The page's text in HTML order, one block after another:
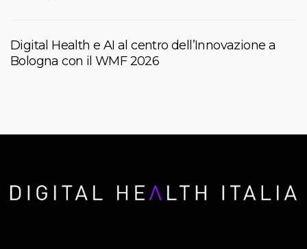
Digital Health e AI al centro dell’Innovazione a
Bologna con il WMF 2026